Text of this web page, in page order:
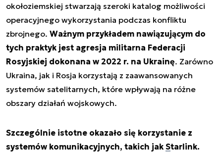
okołoziemskiej stwarzają szeroki katalog możliwości
operacyjnego wykorzystania podczas konfliktu
zbrojnego. Ważnym przykładem nawiązującym do
tych praktyk jest agresja militarna Federacji
Rosyjskiej dokonana w 2022 r. na Ukrainę. Zarówno
Ukraina, jak i Rosja korzystają z zaawansowanych
systemów satelitarnych, które wpływają na różne
obszary działań wojskowych.
Szczególnie istotne okazało się korzystanie z
systemów komunikacyjnych, takich jak Starlink.